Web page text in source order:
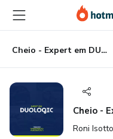
para
conteúdo
principal
para
pagamento
para
rodapé
Cheio - Expert em DUOLOGIC
Cheio -
Roni